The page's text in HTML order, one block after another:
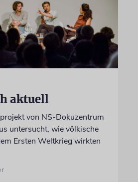
aktuell
von NS-Dokuzentrum
untersucht, wie völkische
Ersten Weltkrieg wirkten